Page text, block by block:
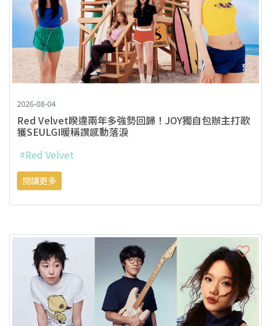
2026-08-04
Red Velvet睽違兩年多強勢回歸！JOY獨自包辦主打歌
獲SEULGI暖稱讚感動落淚
#Red Velvet
閱讀更多